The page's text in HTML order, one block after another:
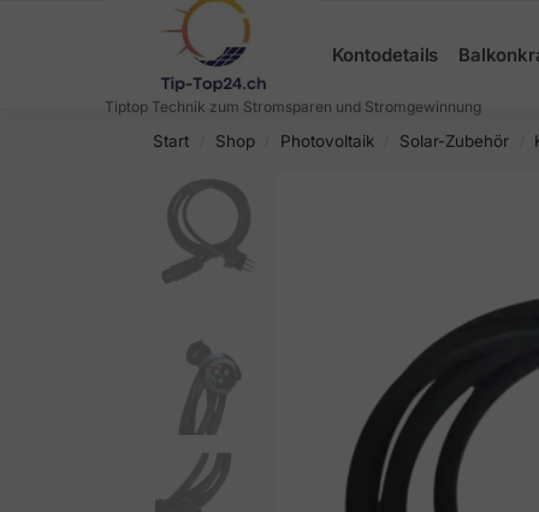
Tiptop Technik zum Stromsparen und Stromgewinnung
Kontodetails
Start Shop Photovoltaik Solar-Zubehör